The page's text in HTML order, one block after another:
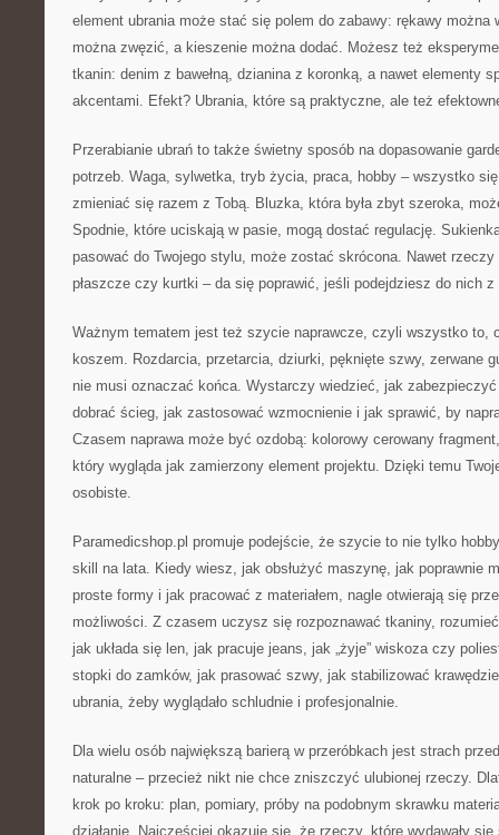
element ubrania może stać się polem do zabawy: rękawy można
można zwęzić, a kieszenie można dodać. Możesz też
tkanin: denim z bawełną, dzianina z koronką, a nawet elementy
akcentami. Efekt? Ubrania, które są praktyczne, ale też
Przerabianie ubrań to także świetny sposób na dopasowanie
potrzeb. Waga, sylwetka, tryb życia, praca, hobby – wszystko
zmieniać się razem z Tobą. Bluzka, która była zbyt szeroka,
Spodnie, które uciskają w pasie, mogą dostać regulację.
pasować do Twojego stylu, może zostać skrócona. Nawet rzeczy
płaszcze czy kurtki – da się poprawić, jeśli podejdziesz do nich z
Ważnym tematem jest też szycie naprawcze, czyli wszystko to,
koszem. Rozdarcia, przetarcia, dziurki, pęknięte szwy, zerwane
nie musi oznaczać końca. Wystarczy wiedzieć, jak
dobrać ścieg, jak zastosować wzmocnienie i jak sprawić, by
Czasem naprawa może być ozdobą: kolorowy cerowany
który wygląda jak zamierzony element projektu. Dzięki temu
osobiste.
Paramedicshop.pl promuje podejście, że szycie to nie tylko
skill na lata. Kiedy wiesz, jak obsłużyć maszynę, jak poprawnie
proste formy i jak pracować z materiałem, nagle otwierają się
możliwości. Z czasem uczysz się rozpoznawać tkaniny,
jak układa się len, jak pracuje jeans, jak „żyje” wiskoza czy
stopki do zamków, jak prasować szwy, jak stabilizować
ubrania, żeby wyglądało schludnie i profesjonalnie.
Dla wielu osób największą barierą w przeróbkach jest strach
naturalne – przecież nikt nie chce zniszczyć ulubionej rzeczy.
krok po kroku: plan, pomiary, próby na podobnym skrawku
działanie. Najczęściej okazuje się, że rzeczy, które wydawały